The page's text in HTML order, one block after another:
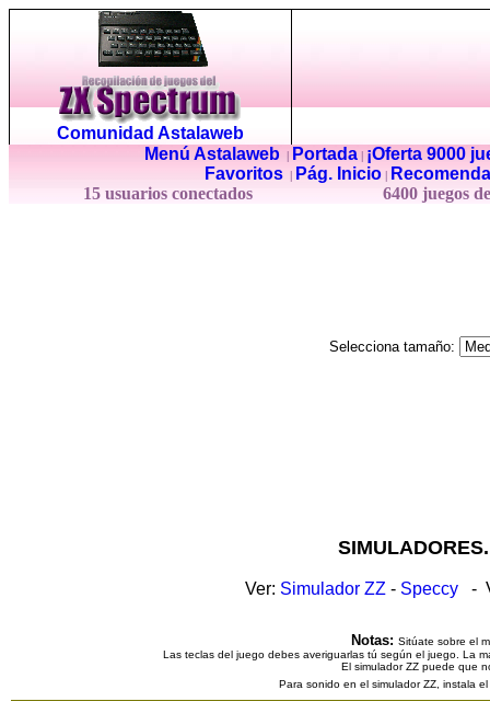
Comunidad Astalaweb
Menú Astalaweb| Portada|
¡Oferta 9000
Favoritos
Pág. Inicio
15 usuarios conectados
6400 juegos
Selecciona tamaño:
Ver: Simulador ZZ - Speccy -
Notas: Sitúate sobre el
Las teclas del juego debes averiguarlas tú según el juego. La
El simulador ZZ puede que
Para sonido en el simulador ZZ, instala